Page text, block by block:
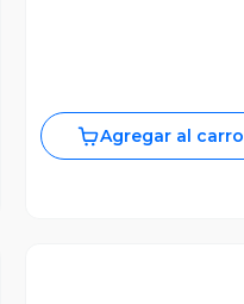
Agregar al carro